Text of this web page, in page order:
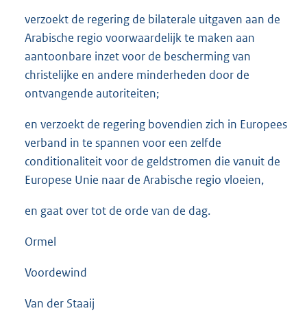
verzoekt de regering de bilaterale uitgaven aan de
Arabische regio voorwaardelijk te maken aan
aantoonbare inzet voor de bescherming van
christelijke en andere minderheden door de
ontvangende autoriteiten;
en verzoekt de regering bovendien zich in Europees
verband in te spannen voor een zelfde
conditionaliteit voor de geldstromen die vanuit de
Europese Unie naar de Arabische regio vloeien,
en gaat over tot de orde van de dag.
Ormel
Voordewind
Van der Staaij